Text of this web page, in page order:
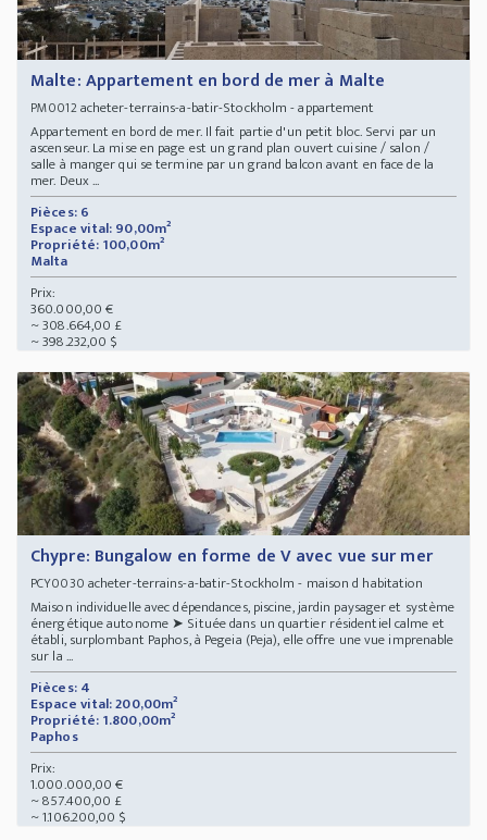
Malte: Appartement en bord de mer à Malte
PM0012acheter-terrains-a-batir-Stockholm - appartement
Appartement en bord de mer. Il fait partie d'un petit bloc. Servi par un
ascenseur. La mise en page est un grand plan ouvert cuisine / salon /
salle à manger qui se termine par un grand balcon avant en face de la
mer. Deux ...
Pièces: 6
Espace vital: 90,00m²
Propriété: 100,00m²
Malta
Prix:
360.000,00 €
~ 308.664,00 £
~ 398.232,00 $
Chypre: Bungalow en forme de V avec vue sur mer
PCY0030 acheter-terrains-a-batir-Stockholm - maison d habitation
Maison individuelle avec dépendances, piscine, jardin paysager et système
énergétique autonome ➤ Située dans un quartier résidentiel calme et
établi, surplombant Paphos, à Pegeia (Peja), elle offre une vue imprenable
sur la ...
Pièces: 4
Espace vital: 200,00m²
Propriété: 1.800,00m²
Paphos
Prix:
1.000.000,00 €
~ 857.400,00 £
~ 1.106.200,00 $